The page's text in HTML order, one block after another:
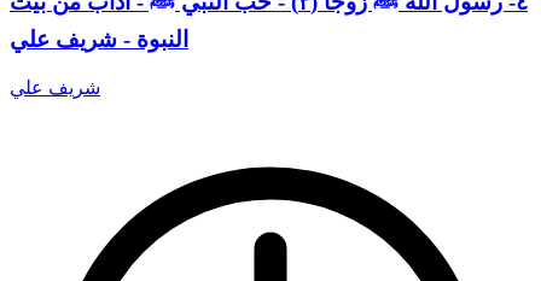
النبوة - شريف علي
شريف علي